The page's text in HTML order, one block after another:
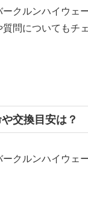
クルンハイウェ
問についてもチ
交換目安は？
クルンハイウェ